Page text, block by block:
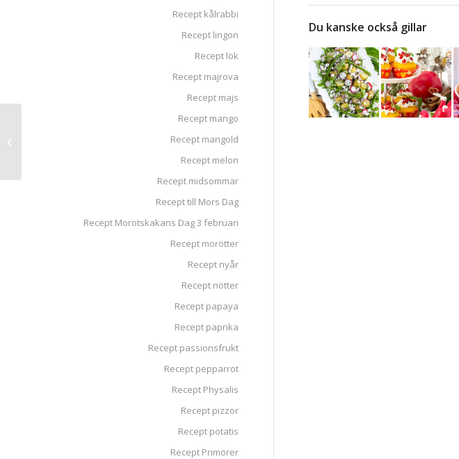
Du kanske också gillar
Recept kålrabbi
Recept lingon
Recept lök
Recept majrova
Recept majs
Recept mango
Recept mangold
Recept melon
Recept midsommar
Recept till Mors Dag
Recept Morotskakans Dag 3 februari
Recept morötter
Recept nyår
Recept nötter
Recept papaya
Recept paprika
Recept passionsfrukt
Recept pepparrot
Recept Physalis
Recept pizzor
Recept potatis
Recept Primörer